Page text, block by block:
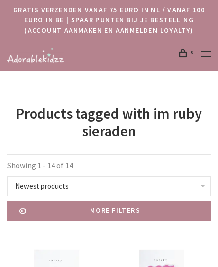
GRATIS VERZENDEN VANAF 75 EURO IN NL / VANAF 100
EURO IN BE | SPAAR PUNTEN BIJ JE BESTELLING
(ACCOUNT AANMAKEN EN AANMELDEN LOYALTY)
0
Products tagged with im ruby
sieraden
Showing 1 - 14 of 14
Newest products
MORE FILTERS